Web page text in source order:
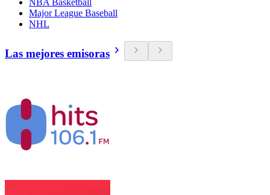
NBA Basketball
Major League Baseball
NHL
Las mejores emisoras